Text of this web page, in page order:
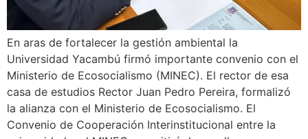
En aras de fortalecer la gestión ambiental la
Universidad Yacambú firmó importante convenio con el
Ministerio de Ecosocialismo (MINEC). El rector de esa
casa de estudios Rector Juan Pedro Pereira, formalizó
la alianza con el Ministerio de Ecosocialismo. El
Convenio de Cooperación Interinstitucional entre la